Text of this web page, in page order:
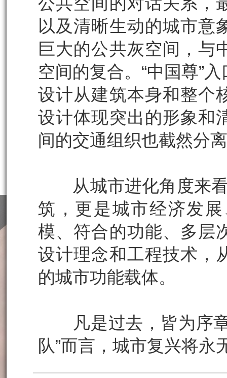
以及清晰生动的城市意
巨大的公共灰空间，与
空间的复合。“中国尊”
设计从建筑本身和整个
设计体现突出的形象和
间的交通组织也截然分
从城市进化角度来看
筑，更是城市经济发
模、符合的功能、多层
设计理念和工程技术，
的城市功能载体。
凡是过去，皆为序章
队”而言，城市复兴将永